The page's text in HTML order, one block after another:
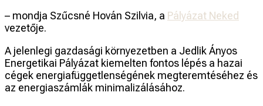
– mondja Szűcsné Hován Szilvia, a Pályázat Neked
vezetője.
A jelenlegi gazdasági környezetben a Jedlik Ányos
Energetikai Pályázat kiemelten fontos lépés a hazai
cégek energiafüggetlenségének megteremtéséhez és
az energiaszámlák minimalizálásához.